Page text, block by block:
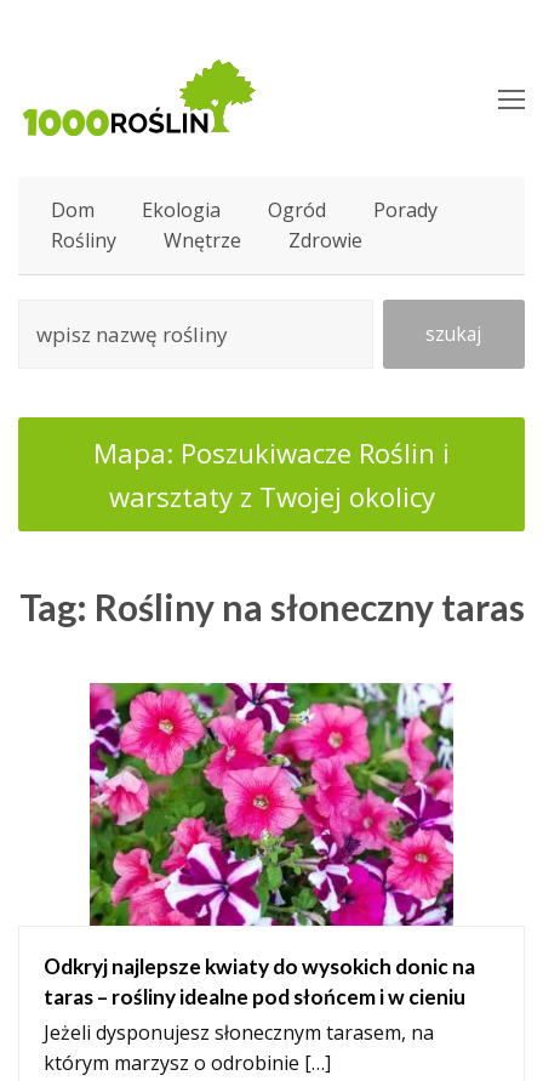
Dom Ekologia Ogród
Porady
Rośliny
Wnętrze Zdrowie
szukaj
Mapa: Poszukiwacze Roślin i
warsztaty z Twojej okolicy
Tag: Rośliny na słoneczny taras
Odkryj najlepsze kwiaty do wysokich donic na
taras – rośliny idealne pod słońcem i w cieniu
Jeżeli dysponujesz słonecznym tarasem, na
którym marzysz o odrobinie […]